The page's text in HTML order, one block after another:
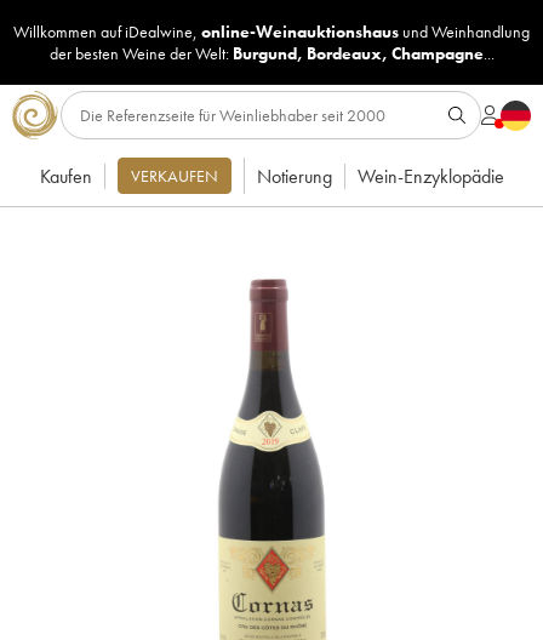
Willkommen auf iDealwine, online-Weinauktionshaus undWeinhandlung
der besten Weine der Welt: Burgund, Bordeaux, Champagne...
Kaufen VERKAUFEN Notierung Wein-Enzyklopädie